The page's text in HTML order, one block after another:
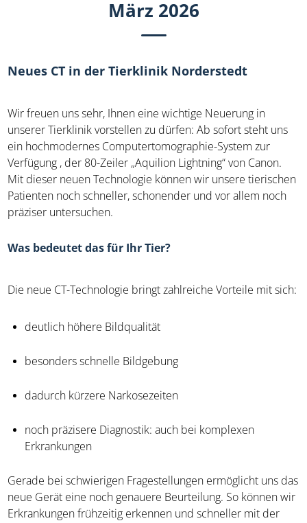
März 2026
Neues CT in der Tierklinik Norderstedt
Wir freuen uns sehr, Ihnen eine wichtige Neuerung in
unserer Tierklinik vorstellen zu dürfen: Ab sofort steht uns
ein hochmodernes Computertomographie-System zur
Verfügung , der 80-Zeiler „Aquilion Lightning“ von Canon.
Mit dieser neuen Technologie können wir unsere tierischen
Patienten noch schneller, schonender und vor allem noch
präziser untersuchen.
Was bedeutet das für Ihr Tier?
Die neue CT-Technologie bringt zahlreiche Vorteile mit sich:
deutlich höhere Bildqualität
besonders schnelle Bildgebung
dadurch kürzere Narkosezeiten
noch präzisere Diagnostik: auch bei komplexen
Erkrankungen
Gerade bei schwierigen Fragestellungen ermöglicht uns das
neue Gerät eine noch genauere Beurteilung. So können wir
Erkrankungen frühzeitig erkennen und schneller mit der